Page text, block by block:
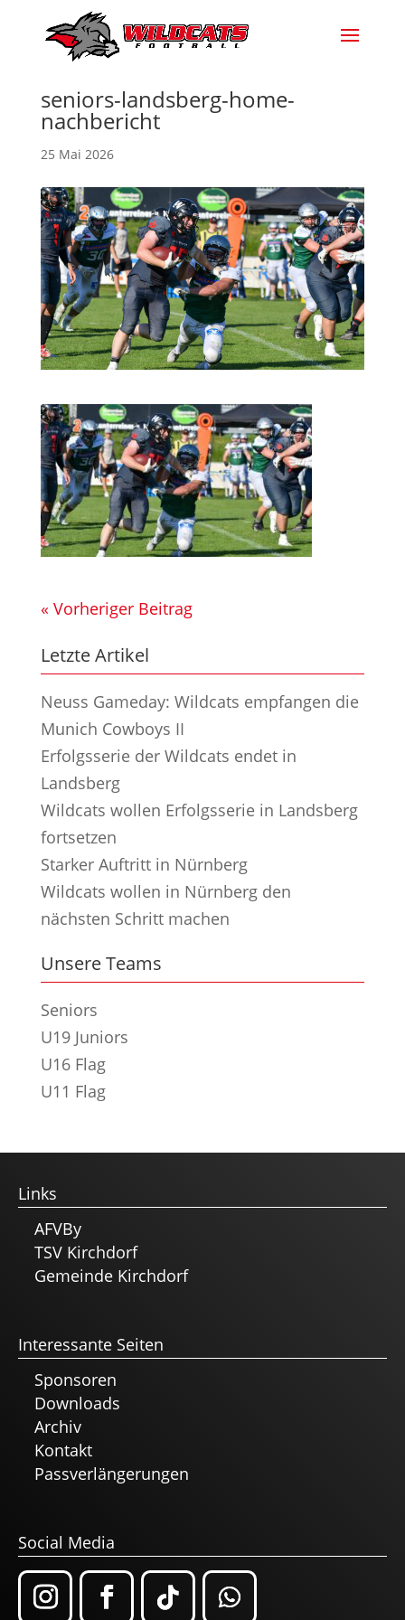
seniors-landsberg-home-
nachbericht
25 Mai 2026
« Vorheriger Beitrag
Letzte Artikel
Neuss Gameday: Wildcats empfangen die
Munich Cowboys II
Erfolgsserie der Wildcats endet in
Landsberg
Wildcats wollen Erfolgsserie in Landsberg
fortsetzen
Starker Auftritt in Nürnberg
Wildcats wollen in Nürnberg den
nächsten Schritt machen
Unsere Teams
Seniors
U19 Juniors
U16 Flag
U11 Flag
Links
AFVBy
TSV Kirchdorf
Gemeinde Kirchdorf
Interessante Seiten
Sponsoren
Downloads
Archiv
Kontakt
Passverlängerungen
Social Media